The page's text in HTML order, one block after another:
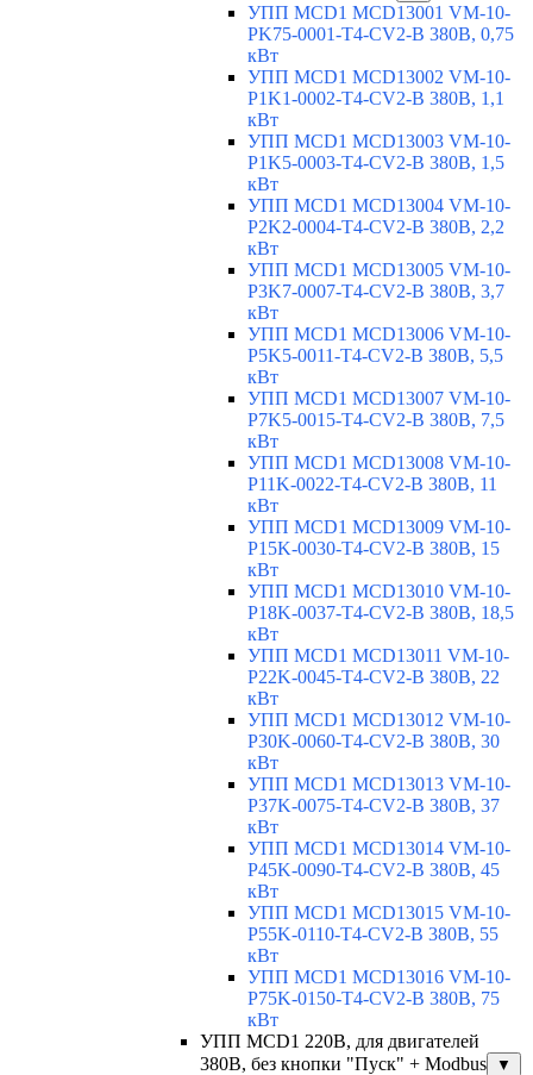
УПП MCD1 MCD13001 VM-10-
PK75-0001-T4-CV2-B 380В, 0,75
кВт
УПП MCD1 MCD13002 VM-10-
P1K1-0002-T4-CV2-B 380В, 1,1
кВт
УПП MCD1 MCD13003 VM-10-
P1K5-0003-T4-CV2-B 380В, 1,5
кВт
УПП MCD1 MCD13004 VM-10-
P2K2-0004-T4-CV2-B 380В, 2,2
кВт
УПП MCD1 MCD13005 VM-10-
P3K7-0007-T4-CV2-B 380В, 3,7
кВт
УПП MCD1 MCD13006 VM-10-
P5K5-0011-T4-CV2-B 380В, 5,5
кВт
УПП MCD1 MCD13007 VM-10-
P7K5-0015-T4-CV2-B 380В, 7,5
кВт
УПП MCD1 MCD13008 VM-10-
P11K-0022-T4-CV2-B 380В, 11
кВт
УПП MCD1 MCD13009 VM-10-
P15K-0030-T4-CV2-B 380В, 15
кВт
УПП MCD1 MCD13010 VM-10-
P18K-0037-T4-CV2-B 380В, 18,5
кВт
УПП MCD1 MCD13011 VM-10-
P22K-0045-T4-CV2-B 380В, 22
кВт
УПП MCD1 MCD13012 VM-10-
P30K-0060-T4-CV2-B 380В, 30
кВт
УПП MCD1 MCD13013 VM-10-
P37K-0075-T4-CV2-B 380В, 37
кВт
УПП MCD1 MCD13014 VM-10-
P45K-0090-T4-CV2-B 380В, 45
кВт
УПП MCD1 MCD13015 VM-10-
P55K-0110-T4-CV2-B 380В, 55
кВт
УПП MCD1 MCD13016 VM-10-
P75K-0150-T4-CV2-B 380В, 75
кВт
УПП MCD1 220В, для двигателей
380В, без кнопки "Пуск" + Modbus
▼